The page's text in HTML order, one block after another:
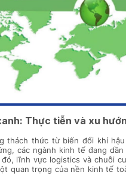
Thực tiễn và xu
thách thức từ biến đổi khí
các ngành kinh tế đang
đó, lĩnh vực logistics và chuỗi
quan trọng của nền kinh tế